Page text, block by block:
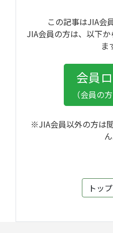
いたします。◆調整さん
（CITと共有）
https://
※ セミナー〇×、懇
※ 会社名/氏名で登録
この記事はJIA会
JIA会員の方は、以下
ま
会員
（会員の
※JIA会員以外の方は
ん
トッ